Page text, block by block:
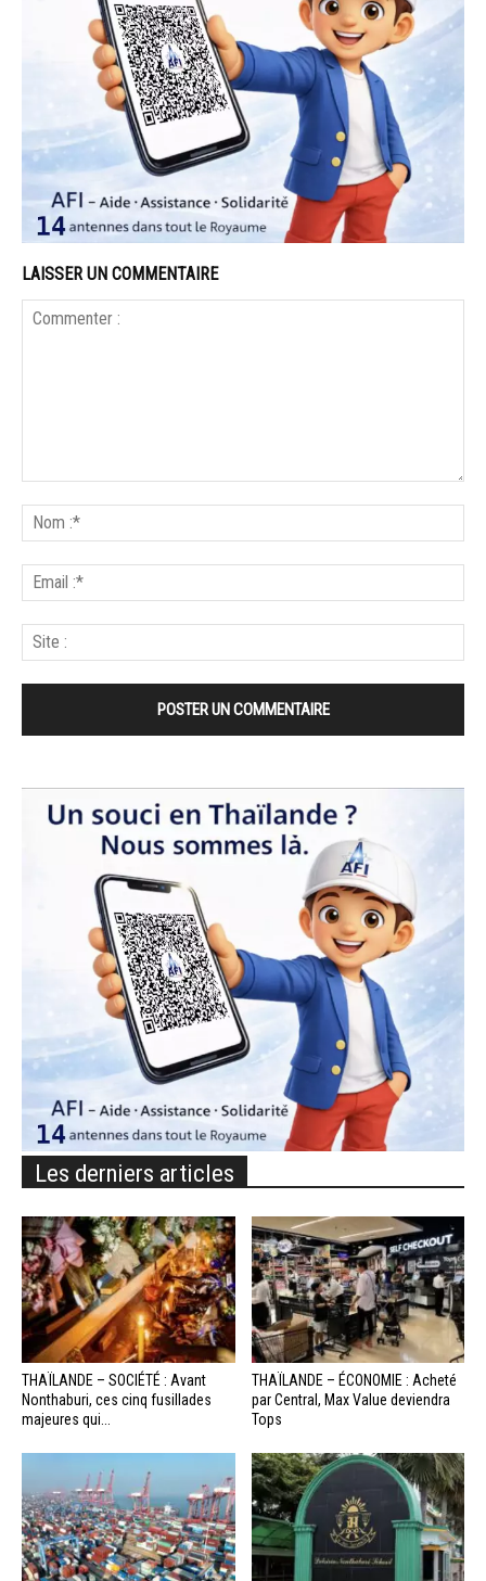
LAISSER UN COMMENTAIRE
Les derniers articles
THAÏLANDE – SOCIÉTÉ : Avant
Nonthaburi, ces cinq fusillades
majeures qui...
THAÏLANDE – ÉCONOMIE : Acheté
par Central, Max Value deviendra
Tops